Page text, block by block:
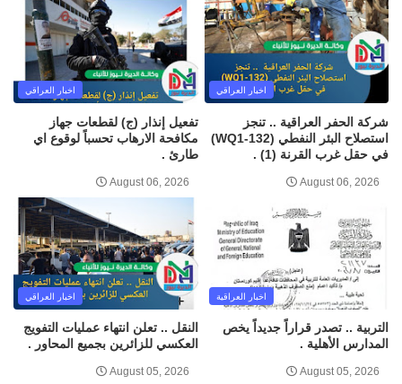
اخبار العراقي
شركة الحفر العراقية .. تنجز
استصلاح البئر النفطي (WQ1-132)
في حقل غرب القرنة (1) .
August 06, 2026
اخبار العراقي
تفعيل إنذار (ج) لقطعات جهاز
مكافحة الارهاب تحسباً لوقوع اي
طارئ .
August 06, 2026
اخبار العراقية
التربية .. تصدر قراراً جديداً يخص
المدارس الأهلية .
August 05, 2026
اخبار العراقي
النقل .. تعلن انتهاء عمليات التفويج
العكسي للزائرين بجميع المحاور .
August 05, 2026